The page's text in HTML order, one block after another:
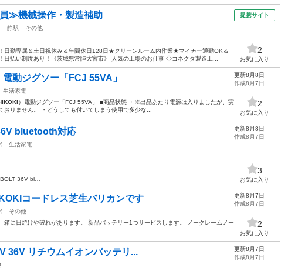
≫機械操作・製造補助
静駅 その他
日勤専属＆土日祝休み＆年間休日128日★クリーンルーム内作業★マイカー通勤OK＆
払い制度あり！《茨城県常陸大宮市》 人気の工場のお仕事 ◇コネクタ製造工...
提携サイト
2
お気に入り
動ジグソー「FCJ 55VA」
生活家電
）電動ジグソー「FCJ 55VA」 ⬛︎商品状態 ・※出品あたり電源は入りましたが、実
りません。 ・どうしても付いてしまう使用で多少な...
更新8月8日
作成8月7日
2
お気に入り
bluetooth対応
生活家電
36V bl…
更新8月8日
作成8月7日
3
お気に入り
コードレス芝生バリカンです
その他
箱に日焼けや破れがあります。 新品バッテリー1つサービスします。 ノークレームノー
更新8月7日
作成8月7日
2
お気に入り
36V リチウムイオンバッテリ...
更新8月7日
作成8月7日